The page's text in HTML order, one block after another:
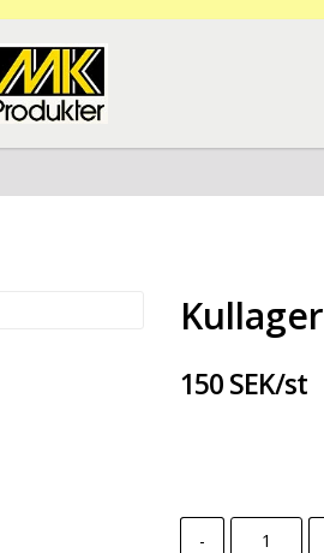
Kullager
150 SEK/st
-